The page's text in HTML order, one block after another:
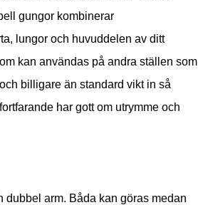
gungor kombinerar
lungor och huvuddelen av ditt
kan användas på andra ställen som
billigare än standard vikt in så
har gott om utrymme och
dubbel arm. Båda kan göras medan